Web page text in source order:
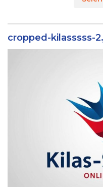
cropped-kilasssss-